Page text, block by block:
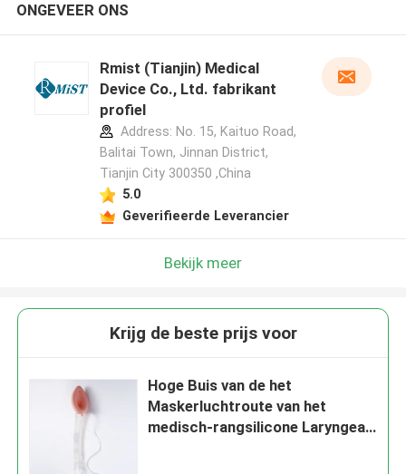
ONGEVEER ONS
Rmist (Tianjin) Medical
Device Co., Ltd. fabrikant
profiel
Address: No. 15, Kaituo Road,
Balitai Town, Jinnan District,
Tianjin City 300350 ,China
5.0
Geverifieerde Leverancier
Bekijk meer
Krijg de beste prijs voor
Hoge Buis van de het
Maskerluchtroute van het
medisch-rangsilicone Laryngeal